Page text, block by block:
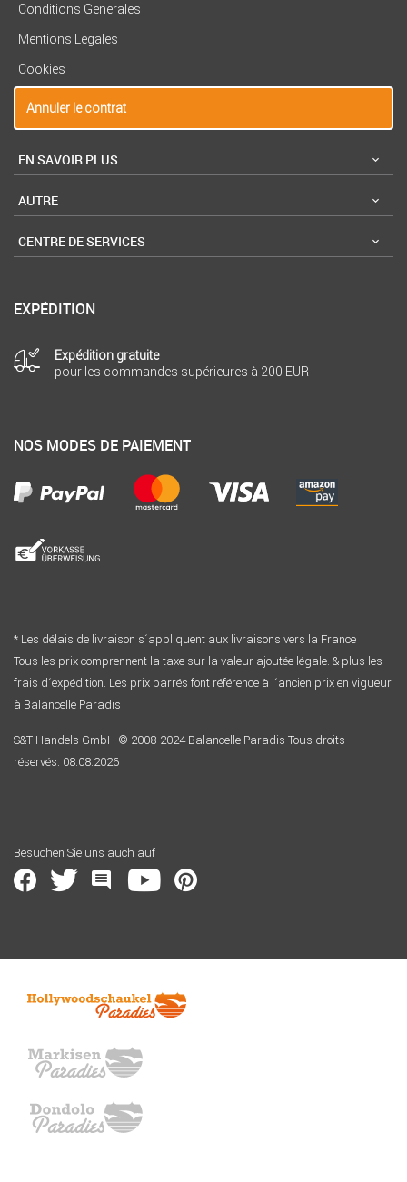
Conditions Generales
Mentions Legales
Cookies
Annuler le contrat
EN SAVOIR PLUS...
AUTRE
CENTRE DE SERVICES
EXPÉDITION
Expédition gratuite
pour les commandes supérieures à 200 EUR
NOS MODES DE PAIEMENT
* Les délais de livraison s´appliquent aux livraisons vers la France
Tous les prix comprennent la taxe sur la valeur ajoutée légale. & plus les
frais d´expédition. Les prix barrés font référence à l´ancien prix en vigueur
à Balancelle Paradis
S&T Handels GmbH © 2008-2024 Balancelle Paradis Tous droits
réservés. 08.08.2026
Besuchen Sie uns auch auf